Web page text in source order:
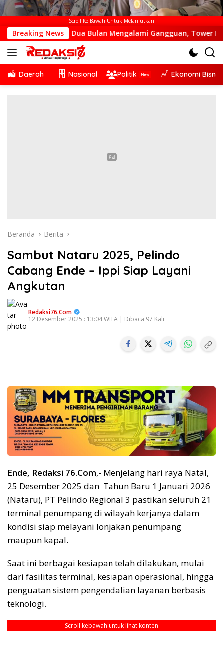
Scroll Ke Bawah Untuk Melanjutkan
Breaking News
Selama Dua Bulan Mengalami Gangguan, Tower BTS di
Daerah Nasional Politik Ekonomi Bisnis
Beranda Berita
Sambut Nataru 2025, Pelindo
Cabang Ende – Ippi Siap Layani
Angkutan
Redaksi76.com
12 Desember 2025 : 13:04 WITA | Dibaca 97 Kali
Ende, Redaksi 76.Com,- Menjelang hari raya Natal,
25 Desember 2025 dan Tahun Baru 1 Januari 2026
(Nataru), PT Pelindo Regional 3 pastikan seluruh 21
terminal penumpang di wilayah kerjanya dalam
kondisi siap melayani lonjakan penumpang
maupun kapal.
Saat ini berbagai kesiapan telah dilakukan, mulai
dari fasilitas terminal, kesiapan operasional, hingga
penguatan sistem pengendalian layanan berbasis
teknologi.
Scroll kebawah untuk lihat konten